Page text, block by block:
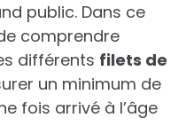
public. Dans ce
comprendre
différents filets de
un minimum de
fois arrivé à l’âge